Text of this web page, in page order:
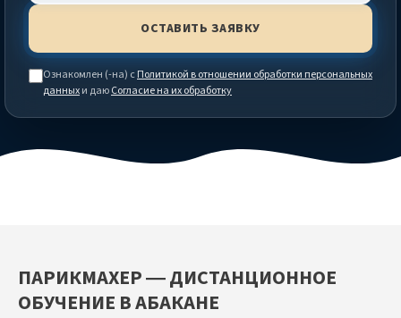
Ознакомлен (-на) сПолитикой в отношении обработки персональных
данныхи даюСогласие на их обработку
ПАРИКМАХЕР — ДИСТАНЦИОННОЕ
ОБУЧЕНИЕ В АБАКАНЕ